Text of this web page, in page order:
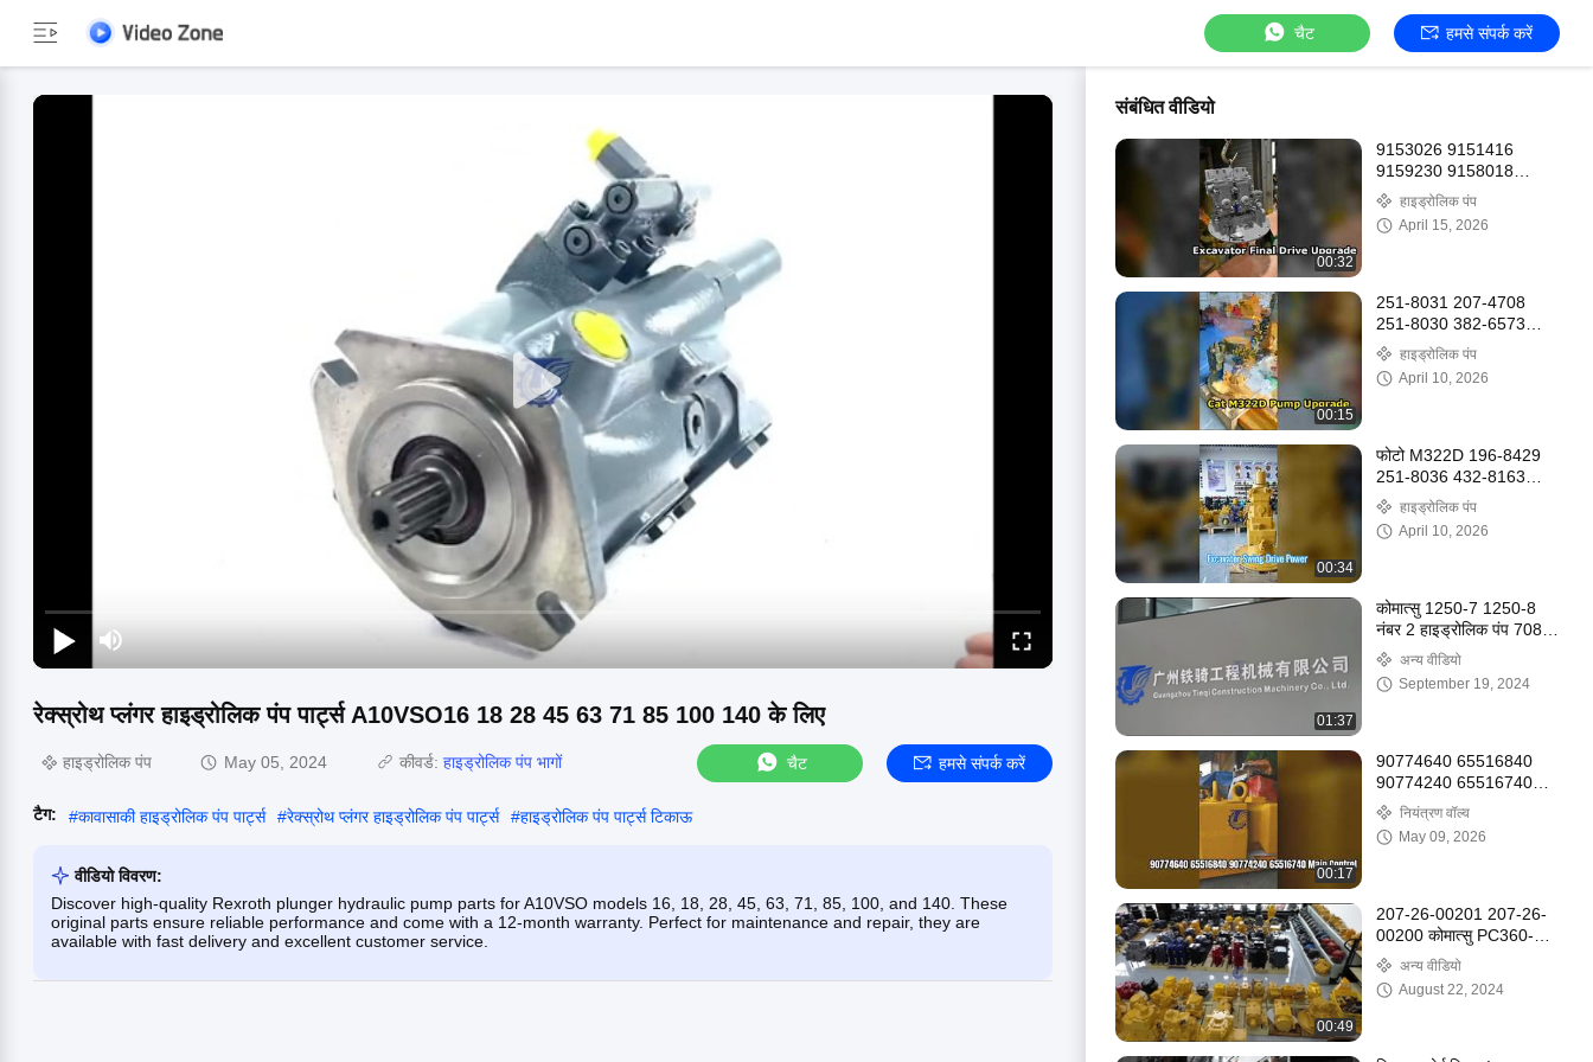
चैट हमसे संपर्क करें
रेक्स्रोथ प्लंगर हाइड्रोलिक पंप पार्ट्स A10VSO16 18 28 45 63 71 85 100 140 के लिए
हाइड्रोलिक पंप May 05, 2024 कीवर्ड: हाइड्रोलिक पंप भागों चैट हमसे संपर्क करें
टैग: #कावासाकी हाइड्रोलिक पंप पार्ट्स #रेक्स्रोथ प्लंगर हाइड्रोलिक पंप पार्ट्स #हाइड्रोलिक पंप पार्ट्स टिकाऊ
वीडियो विवरण:
Discover high-quality Rexroth plunger hydraulic pump parts for A10VSO models 16, 18, 28, 45, 63, 71, 85, 100, and 140. These
original parts ensure reliable performance and come with a 12-month warranty. Perfect for maintenance and repair, they are
available with fast delivery and excellent customer service.
संबंधित वीडियो
00:32
9153026 9151416
9159230 9158018
EX120-5 EX130-5 液压
泵 HPV050
हाइड्रोलिक पंप
April 15, 2026
00:15
251-8031 207-4708
251-8030 382-6573
251-8030 फोटो एम315डी
मोबाइल फोन नंबर
हाइड्रोलिक पंप
April 10, 2026
00:34
फोटो M322D 196-8429
251-8036 432-8163
251-8037 432-8569
हाइड्रोलिक पंप
April 10, 2026
01:37
कोमात्सु 1250-7 1250-8
नंबर 2 हाइड्रोलिक पंप 708-
2एल-00522 708-
2एल-01622
अन्य वीडियो
September 19, 2024
00:17
90774640 65516840
90774240 65516740
कोमात्सु PC3000 6
PC4000 6 के लिए मुख्य
नियंत्रण वाल्व | अल्ट्रा-क्लास
नियंत्रण वॉल्व
May 09, 2026
00:49
207-26-00201 207-26-
00200 कोमात्सु PC360-7
रोटरी मोटर मरम्मत किट
अन्य वीडियो
August 22, 2024